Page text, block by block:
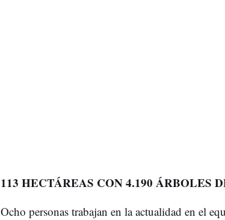
113 HECTÁREAS CON 4.190 ÁRBOLES
Ocho personas trabajan en la actualidad en el